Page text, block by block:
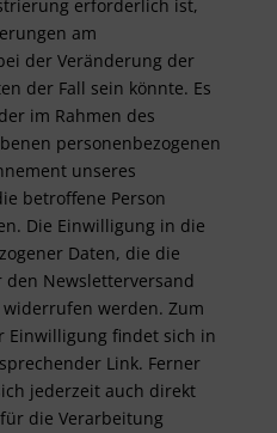
erforderlich ist,
am
der Veränderung der
der Fall sein könnte. Es
im Rahmen des
personenbezogenen
unseres
betroffene Person
Die Einwilligung in die
Daten, die die
Newsletterversand
werden. Zum
Einwilligung findet sich in
Link. Ferner
jederzeit auch direkt
die Verarbeitung